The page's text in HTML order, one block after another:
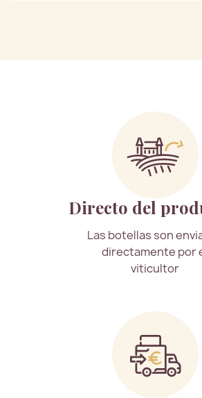
Directo del
Las botellas son
directamente por
viticultor